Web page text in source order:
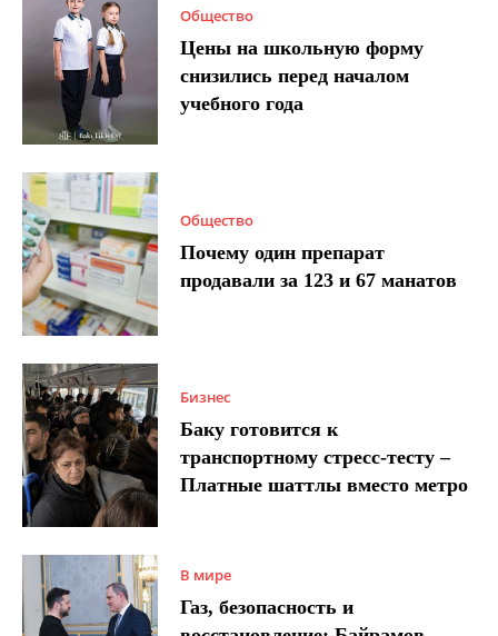
Общество
Цены на школьную форму
снизились перед началом
учебного года
Общество
Почему один препарат
продавали за 123 и 67 манатов
Бизнес
Баку готовится к
транспортному стресс-тесту –
Платные шаттлы вместо метро
В мире
Газ, безопасность и